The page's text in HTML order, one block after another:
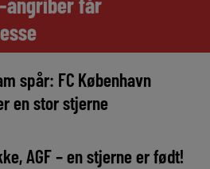
spår: FC København
en stor stjerne
AGF – en stjerne er født!